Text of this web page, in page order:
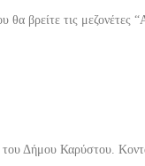
βρείτε τις μεζονέτες
Δήμου Καρύστου.